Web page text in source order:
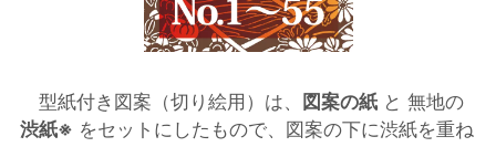
型紙付き図案（切り絵用）は、 図案の紙 と 無地の
渋紙※ をセットにしたもので、図案の下に渋紙を重ね